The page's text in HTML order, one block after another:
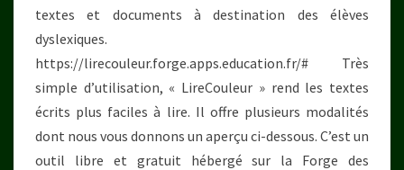
textes et documents à destination des élèves
dyslexiques.
https://lirecouleur.forge.apps.education.fr/# Très
simple d’utilisation, « LireCouleur » rend les textes
écrits plus faciles à lire. Il offre plusieurs modalités
dont nous vous donnons un aperçu ci-dessous. C’est un
outil libre et gratuit hébergé sur la Forge des